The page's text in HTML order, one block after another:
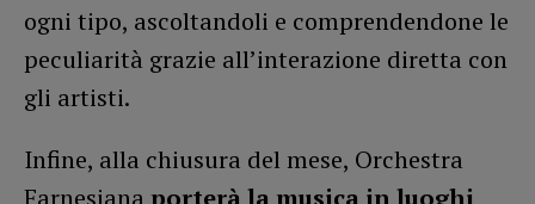
ogni tipo, ascoltandoli e comprendendone le
peculiarità grazie all’interazione diretta con
gli artisti.
Infine, alla chiusura del mese, Orchestra
Farnesiana porterà la musica in luoghi